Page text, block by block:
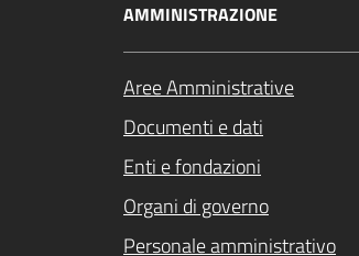
AMMINISTRAZIONE
Aree Amministrative
Documenti e dati
Enti e fondazioni
Organi di governo
Personale amministrativo